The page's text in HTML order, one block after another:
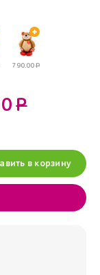
790.00Р
Р
в корзину